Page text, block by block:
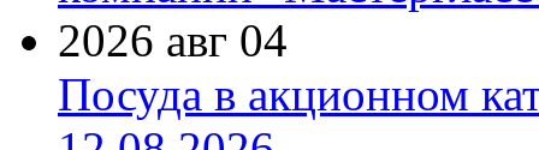
2026 авг 04
Посуда в акционном